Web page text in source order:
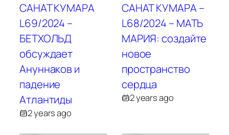
САНАТ КУМАРА
L69/2024 –
БЕТХОЛЬД
обсуждает
Ануннаков и
падение
Атлантиды
2 years ago
САНАТ КУМАРА –
L68/2024 – МАТЬ
МАРИЯ: создайте
новое
пространство
сердца
2 years ago